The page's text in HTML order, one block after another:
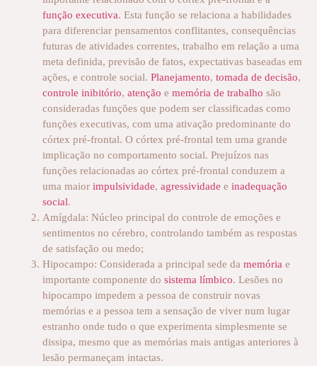
função executiva. Esta função se relaciona a habilidades
para diferenciar pensamentos conflitantes, consequências
futuras de atividades correntes, trabalho em relação a uma
meta definida, previsão de fatos, expectativas baseadas em
ações, e controle social. Planejamento, tomada de decisão,
controle inibitório, atenção e memória de trabalho são
consideradas funções que podem ser classificadas como
funções executivas, com uma ativação predominante do
córtex pré-frontal. O córtex pré-frontal tem uma grande
implicação no comportamento social. Prejuízos nas
funções relacionadas ao córtex pré-frontal conduzem a
uma maior impulsividade, agressividade e inadequação
social.
Amígdala: Núcleo principal do controle de emoções e
sentimentos no cérebro, controlando também as respostas
de satisfação ou medo;
Hipocampo: Considerada a principal sede da memória e
importante componente do sistema límbico. Lesões no
hipocampo impedem a pessoa de construir novas
memórias e a pessoa tem a sensação de viver num lugar
estranho onde tudo o que experimenta simplesmente se
dissipa, mesmo que as memórias mais antigas anteriores à
lesão permaneçam intactas.